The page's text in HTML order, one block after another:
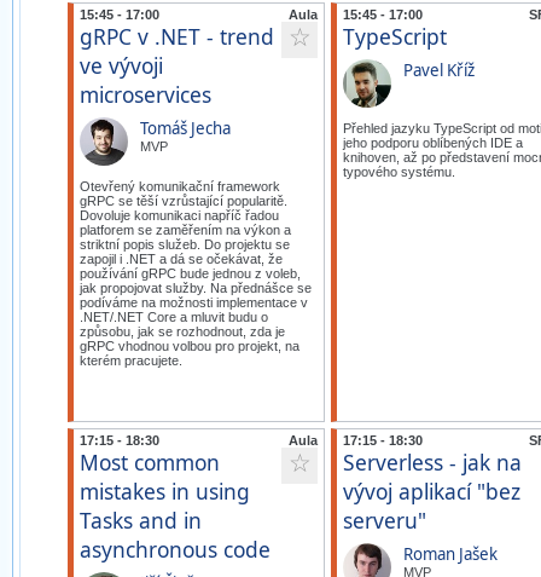
Aula
15:45 - 17:00
☆
gRPC v .NET - trend
ve vývoji
microservices
Tomáš Jecha
MVP
Otevřený komunikační framework
gRPC se těší vzrůstající popularitě.
Dovoluje komunikaci napříč řadou
platforem se zaměřením na výkon a
striktní popis služeb. Do projektu se
zapojil i .NET a dá se očekávat, že
používání gRPC bude jednou z voleb,
jak propojovat služby. Na přednášce se
podíváme na možnosti implementace v
.NET/.NET Core a mluvit budu o
způsobu, jak se rozhodnout, zda je
gRPC vhodnou volbou pro projekt, na
kterém pracujete.
15:45 - 17:00
TypeScript
Pavel Kříž
Přehled jazyku TypeScript od
jeho podporu oblíbených IDE a
knihoven, až po představení
typového systému.
Aula
17:15 - 18:30
☆
Most common
mistakes in using
Tasks and in
asynchronous code
17:15 - 18:30
Serverless - jak na
vývoj aplikací "bez
serveru"
Roman Jašek
MVP